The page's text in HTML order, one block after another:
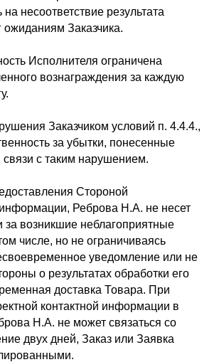
на несоответствие результата
ожиданиям Заказчика.
Исполнителя ограничена
вознаграждения за каждую
Заказчиком условий п. 4.4.4.,
за убытки, понесенные
с таким нарушением.
Стороной
Реброва Н.А. не несет
за возникшие неблагоприятные
числе, но не ограничиваясь
уведомление или не
о результатах обработки его
доставка Товара. При
контактной информации в
Н.А. не может связаться со
двух дней, Заказ или Заявка